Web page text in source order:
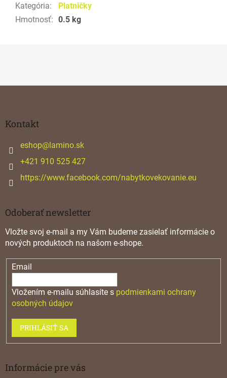
Kategória:
Platničky
Hmotnosť: 0.5 kg
Kontakt
eshop@lamino.sk
+421 910 525 427
https://www.facebook.com/nabytkovekovanie.eu
Odoberať newsletter
Vložte svoj e-mail a my Vám budeme zasielať informácie o
nových produktoch na našom e-shope.
Email
Vložením e-mailu súhlasíte s podmienkami ochrany
osobných údajov
PRIHLÁSIŤ SA
Informácie pre vás